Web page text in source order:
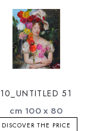
10_UNTITLED 51
cm 100 x 80
DISCOVER THE PRICE